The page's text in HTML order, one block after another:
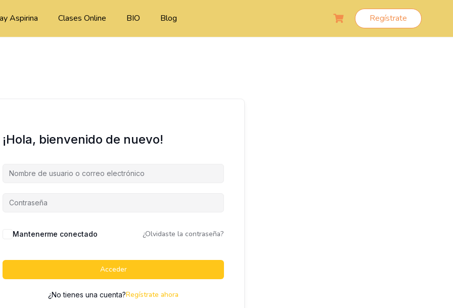
Aspirina Clases Online BIO Blog Regístrate
¡Hola, bienvenido de nuevo!
Mantenerme conectado ¿Olvidaste la contraseña?
Acceder
¿No tienes una cuenta?Regístrate ahora